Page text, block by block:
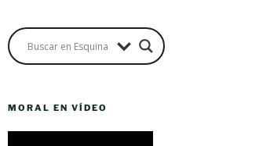
MORAL EN VÍDEO